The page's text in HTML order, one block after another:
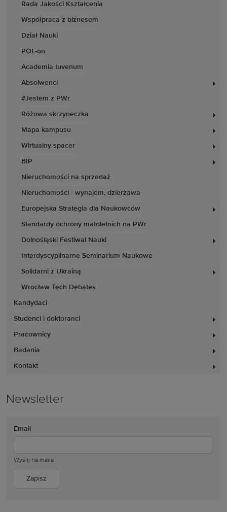
Rada Jakości Kształcenia
Współpraca z biznesem
Dział Nauki
POL-on
Academia Iuvenum
Absolwenci
#Jestem z PWr
Różowa skrzyneczka
Mapa kampusu
Wirtualny spacer
BIP
Nieruchomości na sprzedaż
Nieruchomości - wynajem, dzierżawa
Europejska Strategia dla Naukowców
Standardy ochrony małoletnich na PWr
Dolnośląski Festiwal Nauki
Interdyscyplinarne Seminarium Naukowe
Solidarni z Ukrainą
Wrocław Tech Debates
Kandydaci
Studenci i doktoranci
Pracownicy
Badania
Kontakt
Newsletter
Email
Wyślij na maila